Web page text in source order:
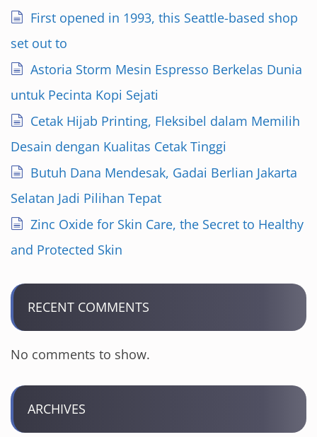
First opened in 1993, this Seattle-based shop
set out to
Astoria Storm Mesin Espresso Berkelas Dunia
untuk Pecinta Kopi Sejati
Cetak Hijab Printing, Fleksibel dalam Memilih
Desain dengan Kualitas Cetak Tinggi
Butuh Dana Mendesak, Gadai Berlian Jakarta
Selatan Jadi Pilihan Tepat
Zinc Oxide for Skin Care, the Secret to Healthy
and Protected Skin
RECENT COMMENTS
No comments to show.
ARCHIVES